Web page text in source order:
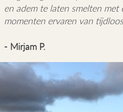
en adem te laten smelten met
momenten ervaren van
- Mirjam P.